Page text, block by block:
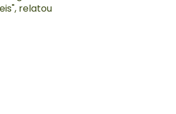
relatou